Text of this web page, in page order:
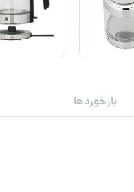
بازخوردها